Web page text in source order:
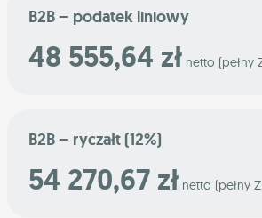
B2B – podatek liniowy
48 555,64 zł netto (pełny
B2B – ryczałt (12%)
54 270,67 zł netto (pełny